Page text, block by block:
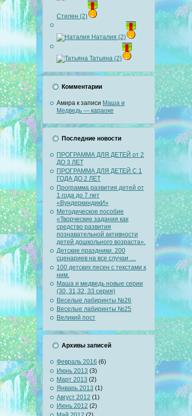
Стилен (2)
Наталия (2)
Татьяна (2)
Комментарии
Амира к записи Маша и
Медведь — караоке
Последние новости
ПРОГРАММА ДЛЯ ДЕТЕЙ от 2
ДО 3 ЛЕТ
ПРОГРАММА ДЛЯ ДЕТЕЙ С 1
ГОДА ДО 2 ЛЕТ
Программа развития детей от
1 года до 7 лет
«ВундеркиндикИ»
Методическое пособие
«Творческие задания как
средство развития
познавательной активности
детей дошкольного возраста».
Детские праздники. 200
сценариев на все случаи …
100 детских песен с текстами к
ним.
Маша и медведь новые серии
(30, 31,32, 33 серия)
Веселые лабиринты №26
Веселые лабиринты №25
Великий пост
Архивы записей
Февраль 2016 (6)
Июнь 2013 (3)
Март 2013 (2)
Январь 2013 (1)
Август 2012 (1)
Июнь 2012 (2)